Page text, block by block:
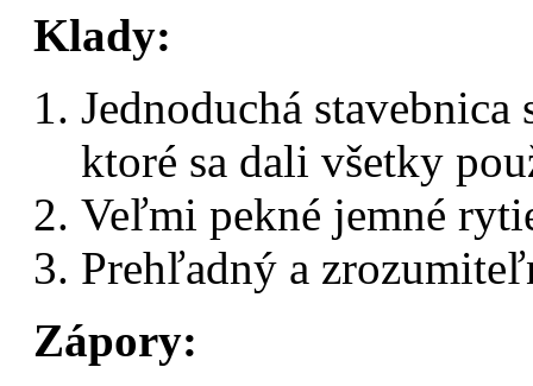
Klady:
Jednoduchá
ktoré sa dali všetky
Veľmi pekné jemné
Prehľadný a
Zápory: